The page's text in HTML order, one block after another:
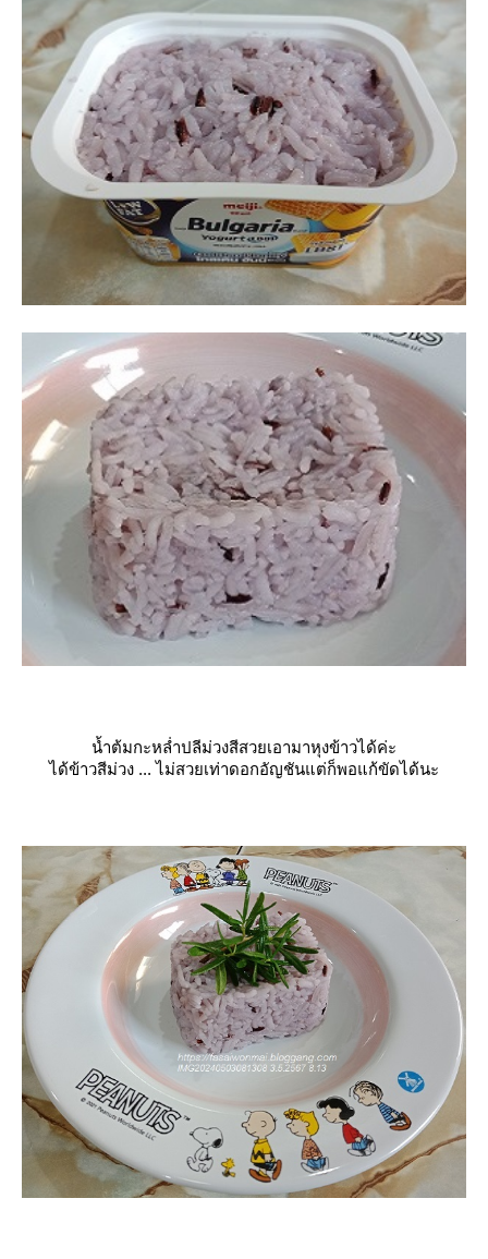
น้ำต้มกะหล่ำปลีม่วงสีสวยเอามาหุงข้าวได้ค่ะ
ได้ข้าวสีม่วง ... ไม่สวยเท่าดอกอัญชันแต่ก็พอแก้ขัดได้นะ